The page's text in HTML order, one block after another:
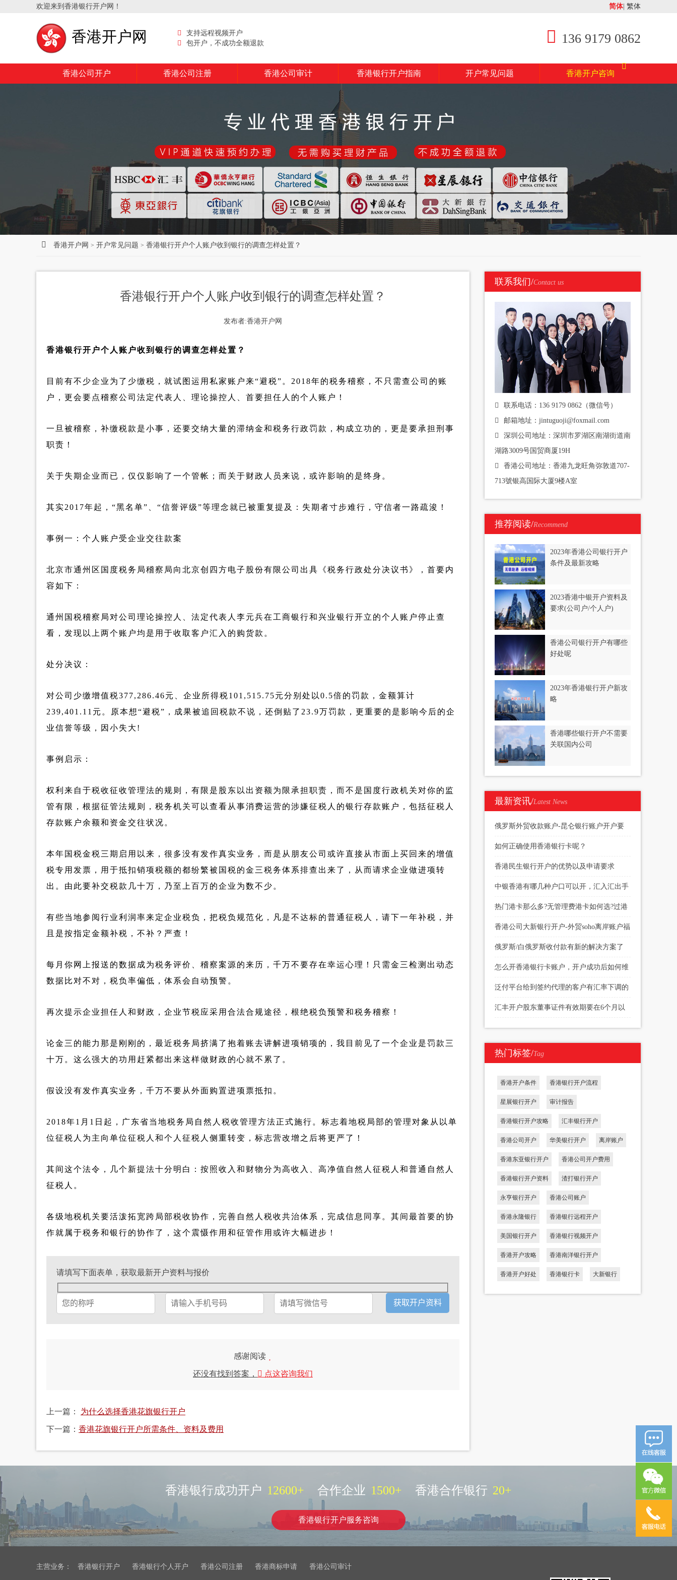
欢迎来到香港银行开户网！ 简体| 繁体
香港开户网
支持远程视频开户
包开户，不成功全额退款
136 9179 0862
香港公司开户 香港公司注册 香港公司审计 香港银行开户指南 开户常见问题 香港开户咨询
香港开户网 > 开户常见问题 > 香港银行开户个人账户收到银行的调查怎样处置？
香港银行开户个人账户收到银行的调查怎样处置？
发布者:香港开户网
香港银行开户个人账户收到银行的调查怎样处置？
目前有不少企业为了少缴税，就试图运用私家账户来“避税”。2018年的税务稽察，不只需查公司的账
户，更会要点稽察公司法定代表人、理论操控人、首要担任人的个人账户！
一旦被稽察，补缴税款是小事，还要交纳大量的滞纳金和税务行政罚款，构成立功的，更是要承担刑事
职责！
关于失期企业而已，仅仅影响了一个管帐；而关于财政人员来说，或许影响的是终身。
其实2017年起，“黑名单”、“信誉评级”等理念就已被重复提及：失期者寸步难行，守信者一路疏浚！
事例一：个人账户受企业交往款案
北京市通州区国度税务局稽察局向北京创四方电子股份有限公司出具《税务行政处分决议书》，首要内
容如下：
通州国税稽察局对公司理论操控人、法定代表人李元兵在工商银行和兴业银行开立的个人账户停止查
看，发现以上两个账户均是用于收取客户汇入的购货款。
处分决议：
对公司少缴增值税377,286.46元、企业所得税101,515.75元分别处以0.5倍的罚款，金额算计
239,401.11元。原本想“避税”，成果被追回税款不说，还倒贴了23.9万罚款，更重要的是影响今后的企
业信誉等级，因小失大!
事例启示：
权利来自于税收征收管理法的规则，有限是股东以出资额为限承担职责，而不是国度行政机关对你的监
管有限，根据征管法规则，税务机关可以查看从事消费运营的涉嫌征税人的银行存款账户，包括征税人
存款账户余额和资金交往状况。
本年国税金税三期启用以来，很多没有发作真实业务，而是从朋友公司或许直接从市面上买回来的增值
税专用发票，用于抵扣销项税额的都纷繁被国税的金三税务体系排查出来了，从而请求企业做进项转
出。由此要补交税款几十万，乃至上百万的企业为数不少。
有些当地参阅行业利润率来定企业税负，把税负规范化，凡是不达标的普通征税人，请下一年补税，并
且是按指定金额补税，不补？严查！
每月你网上报送的数据成为税务评价、稽察案源的来历，千万不要存在幸运心理！只需金三检测出动态
数据比对不对，税负率偏低，体系会自动预警。
再次提示企业担任人和财政，企业节税应采用合法合规途径，根绝税负预警和税务稽察！
论金三的能力那是刚刚的，最近税务局挤满了抱着账去讲解进项销项的，我目前见了一个企业是罚款三
十万。这么强大的功用赶紧都出来这样做财政的心就不累了。
假设没有发作真实业务，千万不要从外面购置进项票抵扣。
2018年1月1日起，广东省当地税务局自然人税收管理方法正式施行。标志着地税局部的管理对象从以单
位征税人为主向单位征税人和个人征税人侧重转变，标志营改增之后将更严了！
其间这个法令，几个新提法十分明白：按照收入和财物分为高收入、高净值自然人征税人和普通自然人
征税人。
各级地税机关要活泼拓宽跨局部税收协作，完善自然人税收共治体系，完成信息同享。其间最首要的协
作就属于税务和银行的协作了，这个震慑作用和征管作用或许大幅进步！
请填写下面表单，获取最新开户资料与报价
感谢阅读
还没有找到答案， 点这咨询我们
上一篇： 为什么选择香港花旗银行开户
下一篇： 香港花旗银行开户所需条件、资料及费用
联系我们/Contact us
联系电话：136 9179 0862（微信号）
邮箱地址：jintuguoji@foxmail.com
深圳公司地址：深圳市罗湖区南湖街道南
湖路3009号国贸商厦19H
香港公司地址：香港九龙旺角弥敦道707-
713號银高国际大厦9楼A室
推荐阅读/Recommend
2023年香港公司银行开户
条件及最新攻略
2023香港中银开户资料及
要求(公司户/个人户)
香港公司银行开户有哪些
好处呢
2023年香港银行开户新攻
略
香港哪些银行开户不需要
关联国内公司
最新资讯/Latest News
俄罗斯外贸收款账户-昆仑银行账户开户要
求
如何正确使用香港银行卡呢？
香港民生银行开户的优势以及申请要求
中银香港有哪几种户口可以开，汇入汇出手
续费多少
热门港卡那么多?无管理费港卡如何选?过港
开户当天下户?
香港公司大新银行开户-外贸soho离岸账户福
音
俄罗斯/白俄罗斯收付款有新的解决方案了
怎么开香港银行卡账户，开户成功后如何维
护
泛付平台给到签约代理的客户有汇率下调的
权限
汇丰开户股东董事证件有效期要在6个月以
上
热门标签/Tag
香港开户条件 香港银行开户流程
星展银行开户 审计报告
香港银行开户攻略 汇丰银行开户
香港公司开户 华美银行开户 离岸账户
香港东亚银行开户 香港公司开户费用
香港银行开户资料 渣打银行开户
永亨银行开户 香港公司账户
香港永隆银行 香港银行远程开户
美国银行开户 香港银行视频开户
香港开户攻略 香港南洋银行开户
香港开户好处 香港银行卡 大新银行
香港银行成功开户 12600+ 合作企业 1500+ 香港合作银行 20+
香港银行开户服务咨询
主营业务： 香港银行开户 香港银行个人开户 香港公司注册 香港商标申请 香港公司审计